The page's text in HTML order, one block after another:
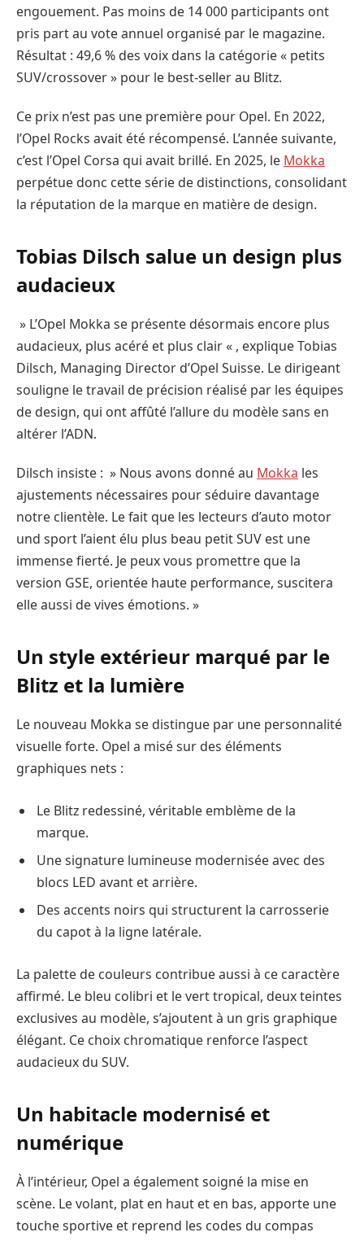
engouement. Pas moins de 14 000 participants ont
pris part au vote annuel organisé par le magazine.
Résultat : 49,6 % des voix dans la catégorie « petits
SUV/crossover » pour le best-seller au Blitz.
Ce prix n’est pas une première pour Opel. En 2022,
l’Opel Rocks avait été récompensé. L’année suivante,
c’est l’Opel Corsa qui avait brillé. En 2025, le Mokka
perpétue donc cette série de distinctions, consolidant
la réputation de la marque en matière de design.
Tobias Dilsch salue un design plus
audacieux
» L’Opel Mokka se présente désormais encore plus
audacieux, plus acéré et plus clair « , explique Tobias
Dilsch, Managing Director d’Opel Suisse. Le dirigeant
souligne le travail de précision réalisé par les équipes
de design, qui ont affûté l’allure du modèle sans en
altérer l’ADN.
Dilsch insiste : » Nous avons donné au Mokka les
ajustements nécessaires pour séduire davantage
notre clientèle. Le fait que les lecteurs d’auto motor
und sport l’aient élu plus beau petit SUV est une
immense fierté. Je peux vous promettre que la
version GSE, orientée haute performance, suscitera
elle aussi de vives émotions. »
Un style extérieur marqué par le
Blitz et la lumière
Le nouveau Mokka se distingue par une personnalité
visuelle forte. Opel a misé sur des éléments
graphiques nets :
Le Blitz redessiné, véritable emblème de la
marque.
Une signature lumineuse modernisée avec des
blocs LED avant et arrière.
Des accents noirs qui structurent la carrosserie
du capot à la ligne latérale.
La palette de couleurs contribue aussi à ce caractère
affirmé. Le bleu colibri et le vert tropical, deux teintes
exclusives au modèle, s’ajoutent à un gris graphique
élégant. Ce choix chromatique renforce l’aspect
audacieux du SUV.
Un habitacle modernisé et
numérique
À l’intérieur, Opel a également soigné la mise en
scène. Le volant, plat en haut et en bas, apporte une
touche sportive et reprend les codes du compas